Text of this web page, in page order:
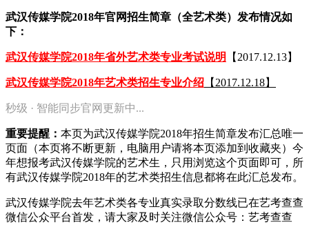
武汉传媒学院2018年官网招生简章（全艺术类）发布情况如
下：
武汉传媒学院2018年省外艺术类专业考试说明 【2017.12.13】
武汉传媒学院2018年艺术类招生专业介绍 【2017.12.18】
秒级 · 智能同步官网更新中...
重要提醒： 本页为武汉传媒学院2018年招生简章发布汇总唯一
页面（本页将不断更新，电脑用户请将本页添加到收藏夹）今
年想报考武汉传媒学院的艺术生，只用浏览这个页面即可，所
有武汉传媒学院2018年的艺术类招生信息都将在此汇总发布。
武汉传媒学院去年艺术类各专业真实录取分数线已在艺考查查
微信公众平台首发， 请大家及时关注微信公众号：艺考查查